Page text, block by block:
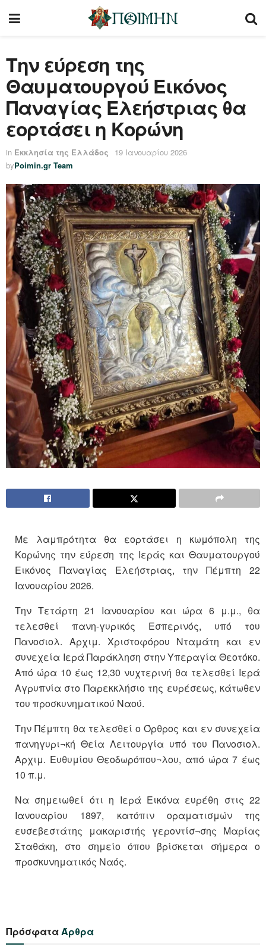
Την εύρεση της
Θαυματουργού Εικόνος
Παναγίας Ελεήστριας θα
εορτάσει η Κορώνη
in Εκκλησία της Ελλάδος
19 Ιανουαρίου 2026
byPoimin.gr Team
Με λαμπρότητα θα εορτάσει η κωμόπολη της
Κορώνης την εύρεση της Ιεράς και Θαυματουργού
Εικόνος Παναγίας Ελεήστριας, την Πέμπτη 22
Ιανουαρίου 2026.
Την Τετάρτη 21 Ιανουαρίου και ώρα 6 μ.μ., θα
τελεσθεί πανη-γυρικός Εσπερινός, υπό του
Πανοσιολ. Αρχιμ. Χριστοφόρου Νταμάτη και εν
συνεχεία Ιερά Παράκληση στην Υπεραγία Θεοτόκο.
Από ώρα 10 έως 12,30 νυχτερινή θα τελεσθεί Ιερά
Αγρυπνία στο Παρεκκλήσιο της ευρέσεως, κάτωθεν
του προσκυνηματικού Ναού.
Την Πέμπτη θα τελεσθεί ο Όρθρος και εν συνεχεία
πανηγυρι¬κή Θεία Λειτουργία υπό του Πανοσιολ.
Αρχιμ. Ευθυμίου Θεοδωρόπου¬λου, από ώρα 7 έως
10 π.μ.
Να σημειωθεί ότι η Ιερά Εικόνα ευρέθη στις 22
Ιανουαρίου 1897, κατόπιν οραματισμών της
ευσεβεστάτης μακαριστής γεροντίσ¬σης Μαρίας
Σταθάκη, στο σημείο όπου βρίσκεται σήμερα ο
προσκυνηματικός Ναός.
ΠρόσφαταΆρθρα